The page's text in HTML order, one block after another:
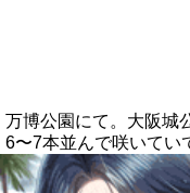
万博公園にて。大阪城
6〜7本並んで咲いてい